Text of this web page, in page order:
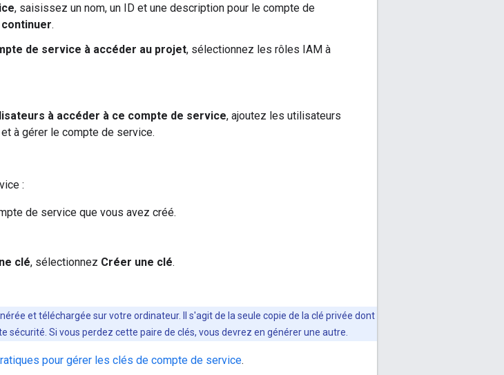
, saisissez un nom, un ID et une description pour le compte de
.
de service à accéder au projet, sélectionnez les rôles IAM à
à accéder à ce compte de service, ajoutez les utilisateurs
à gérer le compte de service.
:
de service que vous avez créé.
clé, sélectionnez Créer une clé.
et téléchargée sur votre ordinateur. Il s'agit de la seule copie de la clé privée dont
sécurité. Si vous perdez cette paire de clés, vous devrez en générer une autre.
pour gérer les clés de compte de service.